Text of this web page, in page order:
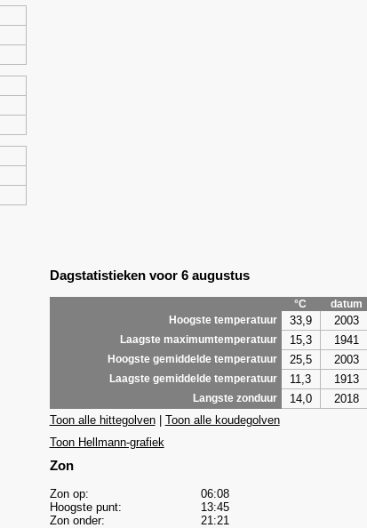
Dagstatistieken voor 6 augustus
°C
datum
Hoogste temperatuur
33,9 2003
Laagste maximumtemperatuur 15,3 1941
Hoogste gemiddelde temperatuur 25,5 2003
Laagste gemiddelde temperatuur 11,3 1913
Langste zonduur 14,0
2018
Toon alle hittegolven| Toon alle koudegolven
Toon Hellmann-grafiek
Zon
Zon op:
06:08
Hoogste punt:
13:45
Zon onder:
21:21